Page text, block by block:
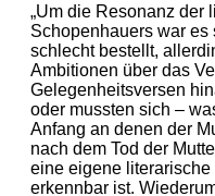
„Um die Resonanz der
Schopenhauers war
schlecht bestellt,
Ambitionen über das
Gelegenheitsversen
oder mussten sich –
Anfang an denen der
nach dem Tod der
eine eigene
erkennbar ist.